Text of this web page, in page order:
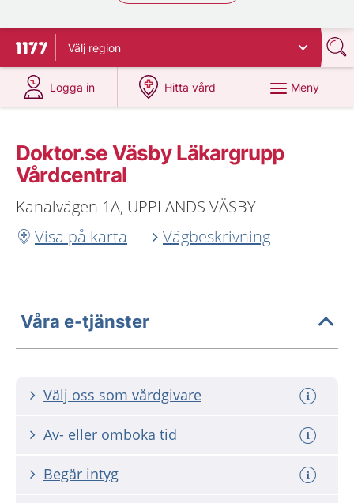
Till startsidan för 1177
Välj region
Logga in
på 1177.se
Hitta vård
på 1177.se
Meny
Doktor.se Väsby Läkargrupp
Vårdcentral
Kanalvägen 1A, UPPLANDS VÄSBY
Visa på karta
Vägbeskrivning
Våra e-tjänster
Välj oss som vårdgivare
Av- eller omboka tid
Begär intyg